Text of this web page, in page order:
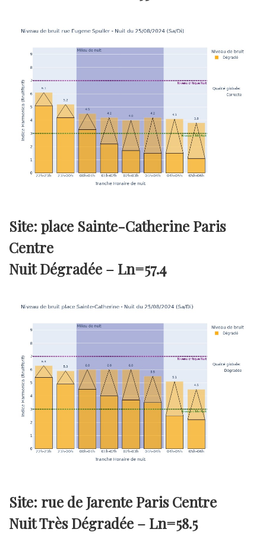
Site: place Sainte-Catherine Paris
Centre
Nuit Dégradée – Ln=57.4
Site: rue de Jarente Paris Centre
Nuit Très Dégradée – Ln=58.5